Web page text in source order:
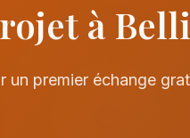
à
un premier échange